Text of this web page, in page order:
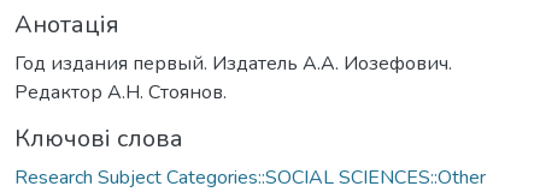
Анотація
Год издания первый. Издатель А.А. Иозефович.
Редактор А.Н. Стоянов.
Ключові слова
Research Subject Categories::SOCIAL SCIENCES::Other